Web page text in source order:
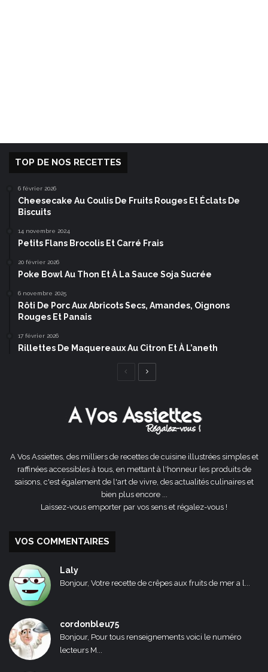
TOP DE NOS RECETTES
6 février 2026
Cheesecake Au Coulis De Fruits Rouges Et Éclats De
Biscuits
14 novembre 2024
Petits Flans Brocolis Et Carré Frais
20 février 2026
Poke Bowl Au Thon Et À La Sauce Soja Sucrée
6 novembre 2025
Rôti De Porc Aux Abricots Secs, Amandes, Oignons
Rouges Et Panais
17 février 2026
Rillettes De Maquereaux Au Citron Et À L’aneth
Page
A Vos Assiettes, des milliers de recettes de cuisine illustrées simples et
raffinées accessibles à tous, en mettant à l'honneur les produits de
saisons, c'est également de l'art de vivre, des actualités culinaires et
bien plus encore ...
Laissez-vous emporter par vos sens et régalez-vous !
VOS COMMENTAIRES
Laly
Bonjour, Votre recette de crêpes aux fruits de mer a l...
cordonbleu75
Bonjour, Pour tous renseignements voici le numéro
lecteurs M...